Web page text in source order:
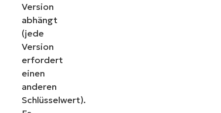
Version
abhängt
(jede
Version
erfordert
einen
anderen
Schlüsselwert).